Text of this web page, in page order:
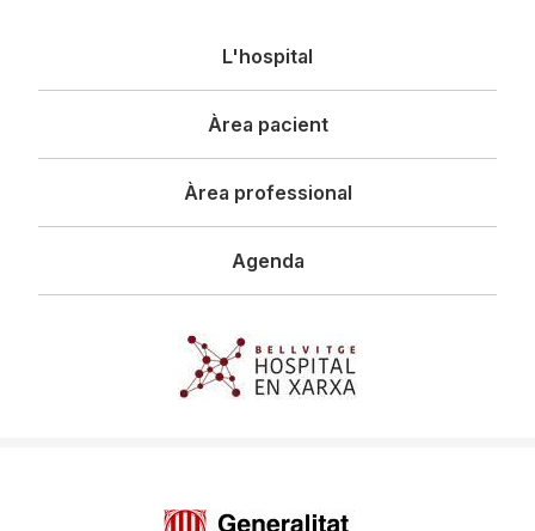
principal
L'hospital
Àrea pacient
Àrea professional
Agenda